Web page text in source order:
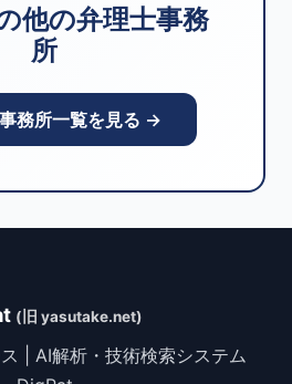
他の弁理士事務
所
務所一覧を見る →
(旧 yasutake.net)
| AI解析・技術検索システム